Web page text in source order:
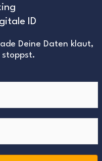
ID
Deine Daten klaut,
stoppst.